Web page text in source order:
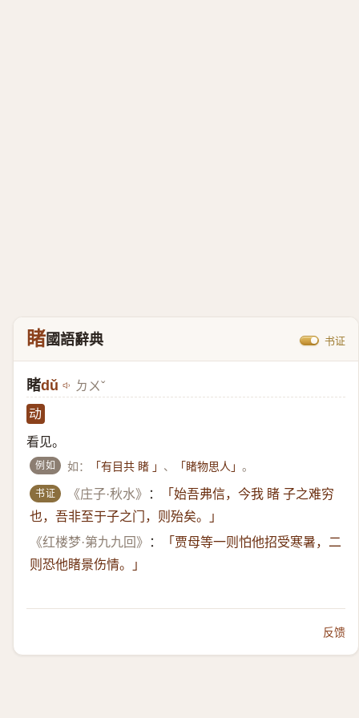
睹國語辭典 书证
睹dǔ ㄉㄨˇ
动
看见。
例如 如： 「有目共 睹 」 、 「睹物思人」。
书证 《庄子·秋水》 ：
「始吾弗信，今我 睹 子之难穷
也，吾非至于子之门，则殆矣。」
《红楼梦·第九九回》
：
「贾母等一则怕他招受寒暑，二
则恐他睹景伤情。」
反馈